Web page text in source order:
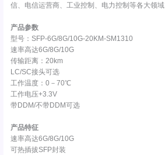
信、电信运营商、工业控制、电力控制等各大领域
产品参数
型号：SFP-6G/8G/10G-20KM-SM1310
速率高达6G/8G/10G
传输距离：20km
LC/SC接头可选
工作温度：0－70℃
工作电压+3.3V
带DDM/不带DDM可选
产品特征
速率高达6G/8G/10G
可热插拔SFP封装